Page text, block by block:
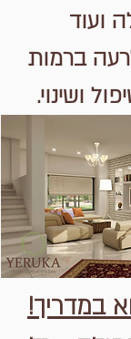
ועוד
ברמות
ושינוי.
במדריך!